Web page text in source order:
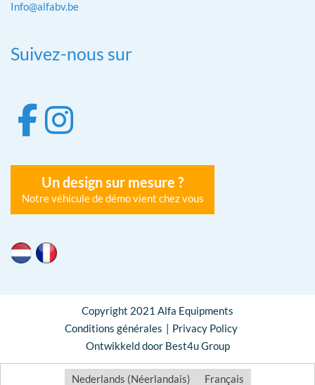
Info@alfabv.be
Suivez-nous sur
Un design sur mesure ?
Notre véhicule de démo vient chez vous
Copyright 2021 Alfa Equipments
Conditions générales
Privacy Policy
Ontwikkeld door Best4u Group
Nederlands (Néerlandais) Français